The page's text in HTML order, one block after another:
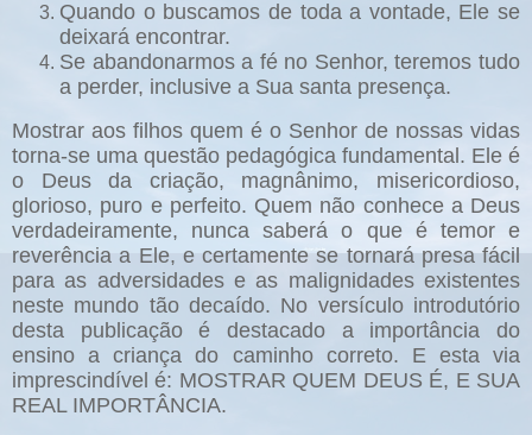
Quando o buscamos de toda a vontade, Ele se
deixará encontrar.
Se abandonarmos a fé no Senhor, teremos tudo
a perder, inclusive a Sua santa presença.
Mostrar aos filhos quem é o Senhor de nossas vidas
torna-se uma questão pedagógica fundamental. Ele é
o Deus da criação, magnânimo, misericordioso,
glorioso, puro e perfeito. Quem não conhece a Deus
verdadeiramente, nunca saberá o que é temor e
reverência a Ele, e certamente se tornará presa fácil
para as adversidades e as malignidades existentes
neste mundo tão decaído. No versículo introdutório
desta publicação é destacado a importância do
ensino a criança do caminho correto. E esta via
imprescindível é: MOSTRAR QUEM DEUS É, E SUA
REAL IMPORTÂNCIA.